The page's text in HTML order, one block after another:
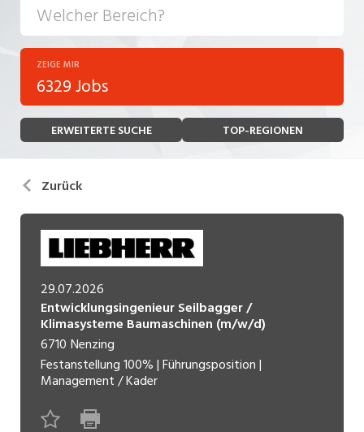
JOB-TYP
Festanstellung
Temporär (befristet)
Freelance
Praktikum
Lehrstelle
Ferienjob
POSITION
Führungsposition
Management / Kader
Bank, Versicherung
Bau, Handwerk, Elektro
Bildung, Kunst, Design, Soziale Berufe, Sport
Einkauf, Logistik, Transport, Verkehr
Engineering, Technik, Architektur
Finanzen, Controlling, Treuhand, Recht
Gartenbau, Landwirtschaft, Forstwirtschaft
Gastronomie, Hotellerie, Tourismus,
Lebensmittel
Immobilien, Facility Management, Reinigung
ZEIGE MIR
6329 Jobs
ERWEITERTE SUCHE TOP-REGIONEN
Zurück
29.07.2026
Entwicklungsingenieur Seilbagger /
Klimasysteme Baumaschinen (m/w/d)
6710 Nenzing
Festanstellung100%|Führungsposition|
Management / Kader